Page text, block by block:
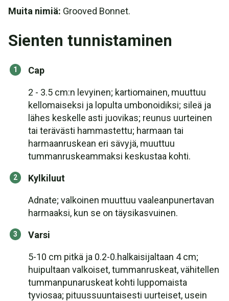
Muita nimiä: Grooved Bonnet.
Sienten tunnistaminen
Cap
2 - 3.5 cm:n levyinen; kartiomainen, muuttuu
kellomaiseksi ja lopulta umbonoidiksi; sileä ja
lähes keskelle asti juovikas; reunus uurteinen
tai terävästi hammastettu; harmaan tai
harmaanruskean eri sävyjä, muuttuu
tummanruskeammaksi keskustaa kohti.
Kylkiluut
Adnate; valkoinen muuttuu vaaleanpunertavan
harmaaksi, kun se on täysikasvuinen.
Varsi
5-10 cm pitkä ja 0.2-0.halkaisijaltaan 4 cm;
huipultaan valkoiset, tummanruskeat, vähitellen
tummanpunaruskeat kohti luppomaista
tyviosaa; pituussuuntaisesti uurteiset, usein